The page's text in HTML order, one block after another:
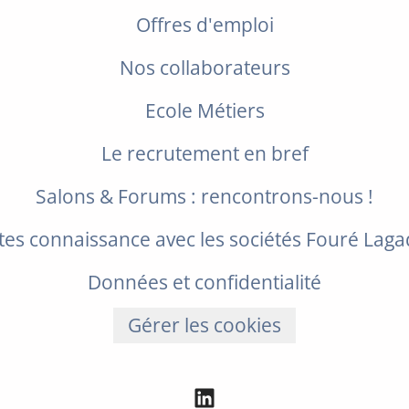
Offres d'emploi
Nos collaborateurs
Ecole Métiers
Le recrutement en bref
Salons & Forums : rencontrons-nous !
connaissance avec les sociétés Fouré
Données et confidentialité
Gérer les cookies